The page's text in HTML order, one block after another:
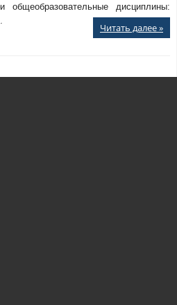
общеобразовательные дисциплины:
Читать далее »